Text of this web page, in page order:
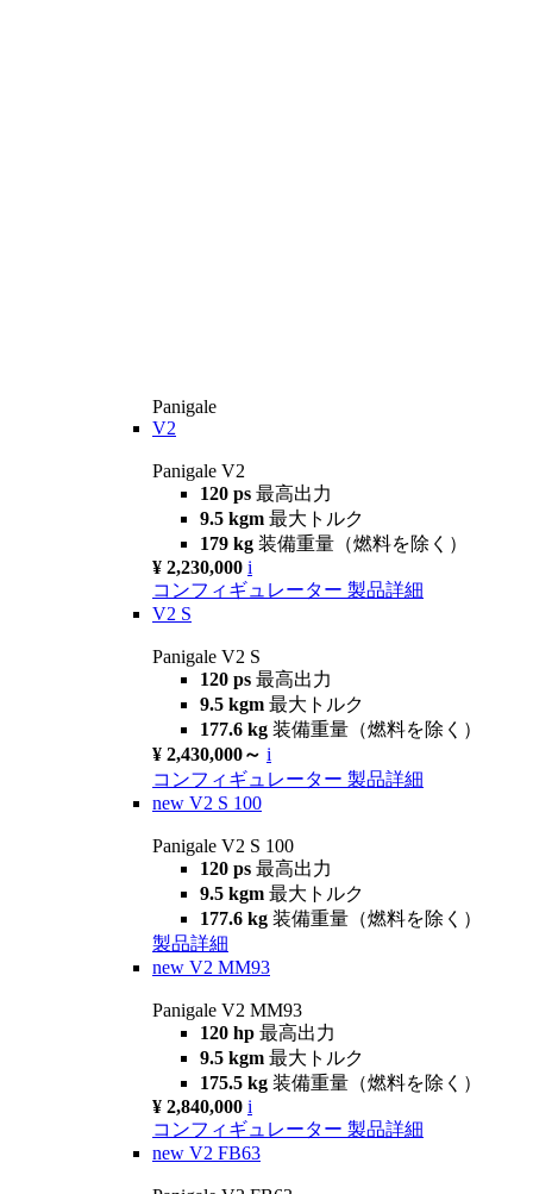
Panigale
V2
Panigale V2
120 ps 最高出力
9.5 kgm 最大トルク
179 kg 装備重量（燃料を除く）
¥ 2,230,000 i
コンフィギュレーター 製品詳細
V2 S
Panigale V2 S
120 ps 最高出力
9.5 kgm 最大トルク
177.6 kg 装備重量（燃料を除く）
¥ 2,430,000～ i
コンフィギュレーター 製品詳細
new V2 S 100
Panigale V2 S 100
120 ps 最高出力
9.5 kgm 最大トルク
177.6 kg 装備重量（燃料を除く）
製品詳細
new V2 MM93
Panigale V2 MM93
120 hp 最高出力
9.5 kgm 最大トルク
175.5 kg 装備重量（燃料を除く）
¥ 2,840,000 i
コンフィギュレーター 製品詳細
new V2 FB63